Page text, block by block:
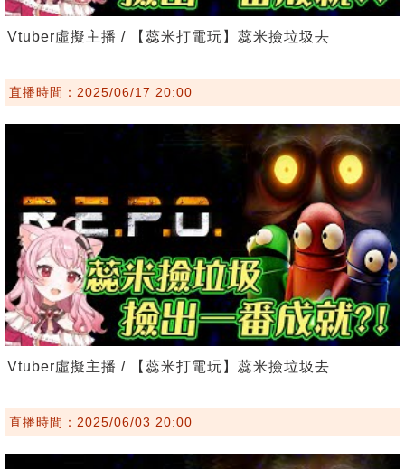
Vtuber虛擬主播 / 【蕊米打電玩】蕊米撿垃圾去
直播時間：2025/06/17 20:00
Vtuber虛擬主播 / 【蕊米打電玩】蕊米撿垃圾去
直播時間：2025/06/03 20:00